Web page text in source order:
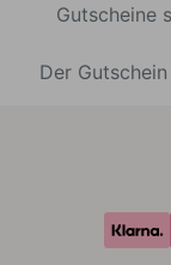
Gutscheine
Der